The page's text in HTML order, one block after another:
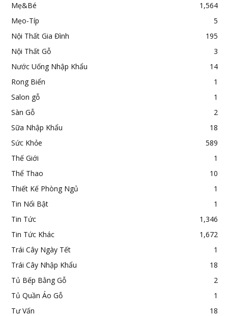
Mẹ&Bé
1,564
Mẹo-Típ
5
Nội Thất Gia Đình
195
Nội Thất Gỗ
3
Nước Uống Nhập Khẩu
14
Rong Biển
1
Salon gỗ
1
Sàn Gỗ
2
Sữa Nhập Khẩu
18
Sức Khỏe
589
Thế Giới
1
Thể Thao
10
Thiết Kế Phòng Ngủ
1
Tin Nổi Bật
1
Tin Tức
1,346
Tin Tức Khác
1,672
Trái Cây Ngày Tết
1
Trái Cây Nhập Khẩu
18
Tủ Bếp Bằng Gỗ
2
Tủ Quần Áo Gỗ
1
Tư Vấn
18